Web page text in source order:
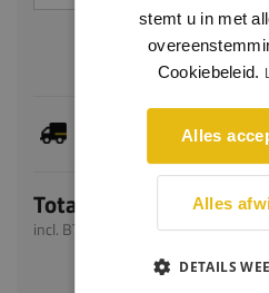
bedraagt 1-3
Totaal
incl. BTW
stemt u in met
Cookiebeleid.
Alles
Alles
DETAILS